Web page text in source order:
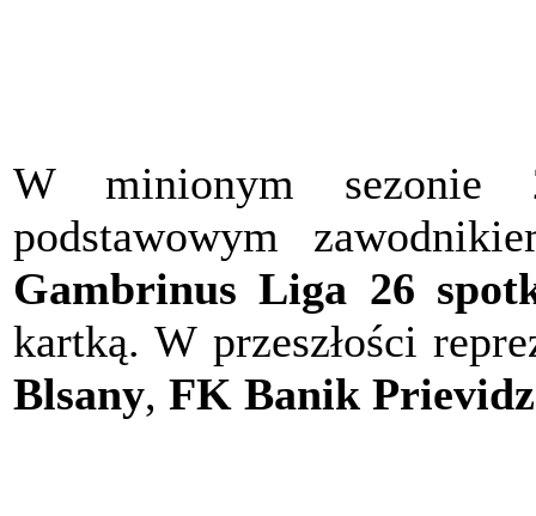
W minionym
podstawowym
Gambrinus Liga 26
kartką. W przeszłości
Blsany, FK Banik